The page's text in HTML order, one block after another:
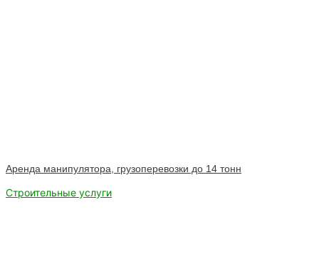
Аренда манипулятора, грузоперевозки до 14 тонн
Строительные услуги